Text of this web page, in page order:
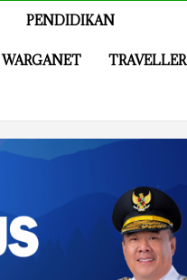
PENDIDIKAN
WARGANET TRAVELLER